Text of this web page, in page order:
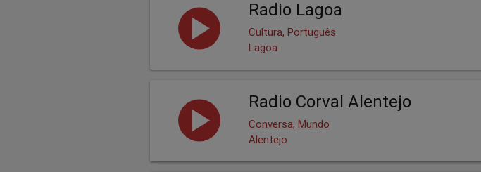
Radio Lagoa
Cultura, Português
Lagoa
Radio Corval Alentejo
Conversa, Mundo
Alentejo